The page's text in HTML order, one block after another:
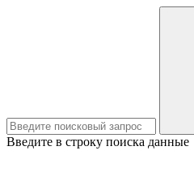
Введите в строку поиска данные